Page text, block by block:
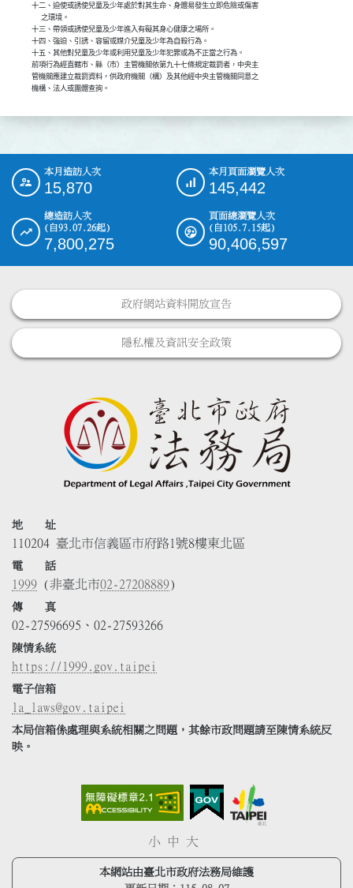
十二、迫使或誘使兒童及少年處於對其生命、身體易發生立即危險或傷害
      之環境。
十三、帶領或誘使兒童及少年進入有礙其身心健康之場所。
十四、強迫、引誘、容留或媒介兒童及少年為自殺行為。
十五、其他對兒童及少年或利用兒童及少年犯罪或為不正當之行為。
前項行為經直轄市、縣（市）主管機關依第九十七條規定裁罰者，中央主
管機關應建立裁罰資料，供政府機關（構）及其他經中央主管機關同意之
機構、法人或團體查詢。
::: 本月造訪人次
15,870
本月頁面瀏覽人次
145,442
總造訪人次
(自93.07.26起)
7,800,275
頁面總瀏覽人次
(自105.7.15起)
90,406,597
政府網站資料開放宣告
隱私權及資訊安全政策
地 址
110204 臺北市信義區市府路1號8樓東北區
電 話
1999 (非臺北市02-27208889)
傳 真
02-27596695、02-27593266
陳情系統
https://1999.gov.taipei
電子信箱
la_laws@gov.taipei
本局信箱係處理與系統相關之問題，其餘市政問題請至陳情系統反
映。
小 中 大
本網站由臺北市政府法務局維護